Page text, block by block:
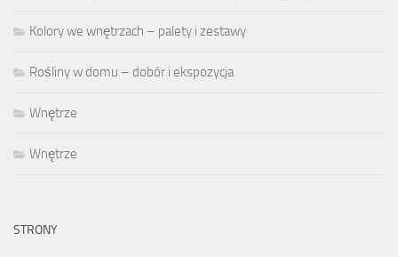
Kolory we wnętrzach – palety i zestawy
Rośliny w domu – dobór i ekspozycja
Wnętrze
Wnętrze
STRONY